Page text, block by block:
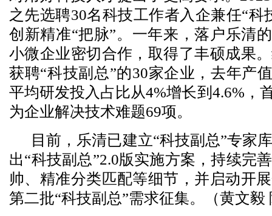
之先选聘30名科技工作者入企兼任“科
创新精准“把脉”。一年来，落户乐清
小微企业密切合作，取得了丰硕成果
获聘“科技副总”的30家企业，去年产
平均研发投入占比从4%增长到4.6%，
为企业解决技术难题69项。
目前，乐清已建立“科技副总”专家
出“科技副总”2.0版实施方案，持续完
帅、精准分类匹配等细节，并启动开
第二批“科技副总”需求征集。（黄文毅